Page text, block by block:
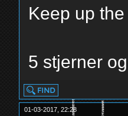
Keep up
5 stjerner
01-03-2017, 22:28